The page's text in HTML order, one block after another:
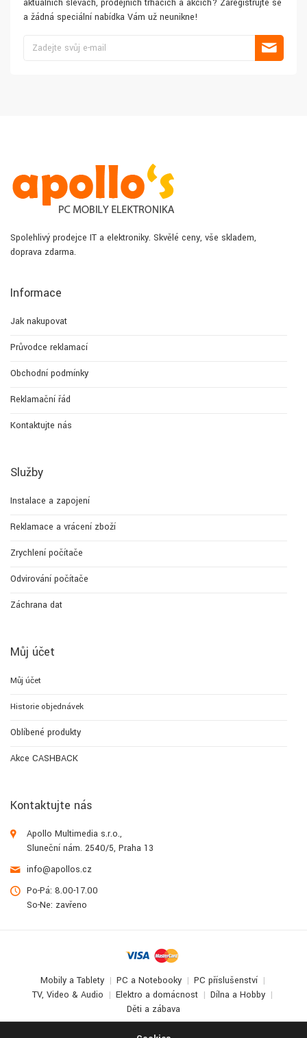
aktuálních slevách, prodejních trhácích a akcích? Zaregistrujte se
a žádná speciální nabídka Vám už neunikne!
Spolehlivý prodejce IT a elektroniky. Skvělé ceny, vše skladem,
doprava zdarma.
Informace
Jak nakupovat
Průvodce reklamací
Obchodní podmínky
Reklamační řád
Kontaktujte nás
Služby
Instalace a zapojení
Reklamace a vrácení zboží
Zrychlení počítače
Odvirování počítače
Záchrana dat
Můj účet
Můj účet
Historie objednávek
Oblíbené produkty
Akce CASHBACK
Kontaktujte nás
Apollo Multimedia s.r.o.,
Sluneční nám. 2540/5, Praha 13
info@apollos.cz
Po-Pá: 8.00-17.00
So-Ne: zavřeno
Mobily a Tablety PC a Notebooky
PC příslušenství
TV, Video & Audio
Elektro a domácnost
Dílna a Hobby
Děti a zábava